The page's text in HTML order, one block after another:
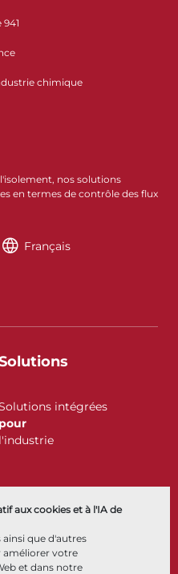
aux cookies et à l'IA de
que d'autres
améliorer votre
et dans notre
941
chimique
nos solutions
en termes de contrôle des flux
Français
intégrées
pour
l'industrie
Ressources